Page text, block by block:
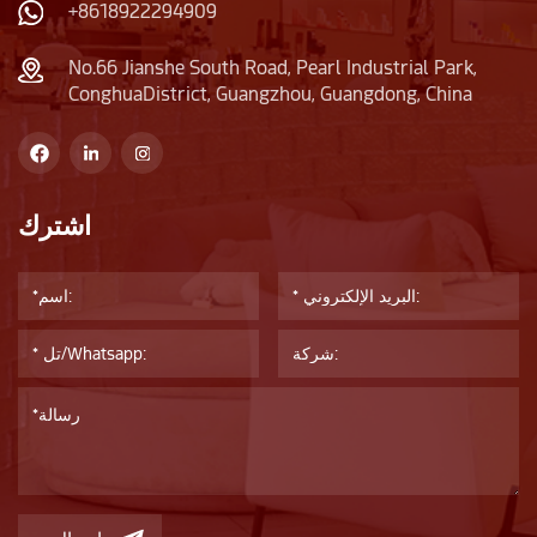
+8618922294909
No.66 Jianshe South Road, Pearl Industrial Park,
ConghuaDistrict, Guangzhou, Guangdong, China
اشترك